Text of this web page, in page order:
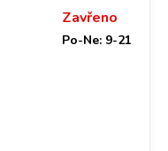
Zavřeno
Po-Ne: 9-21